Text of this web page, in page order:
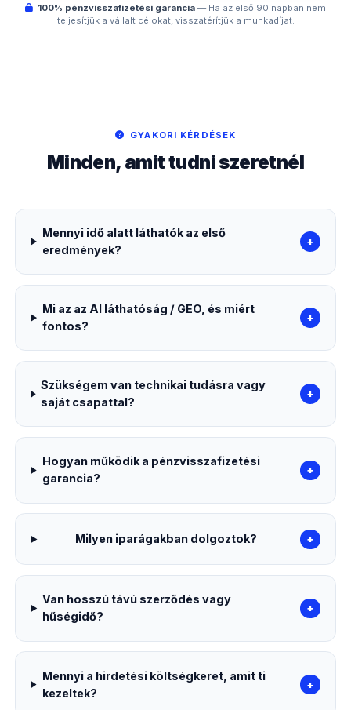
100% pénzvisszafizetési garancia — Ha az első 90 napban nem
teljesítjük a vállalt célokat, visszatérítjük a munkadíjat.
GYAKORI KÉRDÉSEK
Minden, amit tudni szeretnél
Mennyi idő alatt láthatók az első
eredmények?
+
Mi az az AI láthatóság / GEO, és miért
fontos?
+
Szükségem van technikai tudásra vagy
saját csapattal?
+
Hogyan működik a pénzvisszafizetési
garancia?
+
Milyen iparágakban dolgoztok? +
Van hosszú távú szerződés vagy
hűségidő?
+
Mennyi a hirdetési költségkeret, amit ti
kezeltek?
+